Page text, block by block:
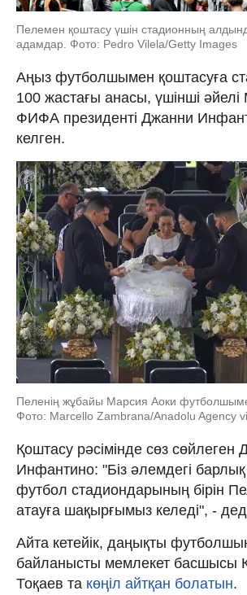
Пелемен қоштасу үшін стадионның
адамдар. Фото: Pedro Vilela/Getty Images
Аңыз футболшымен қоштасуға
100 жастағы анасы, үшінші
ФИФА президенті Джанни
келген.
Пеленің жұбайы Марсия Аоки
Фото: Marcello Zambrana/Anadolu Agency
Қоштасу рәсімінде сөз сөйлеген
Инфантино: "Біз әлемдегі барлық
футбол стадиондарының бірін
атауға шақырғымыз келеді", -
Айта кетейік, даңықты
байланысты мемлекет басшысы
Тоқаев та көңіл айтқан болатын.